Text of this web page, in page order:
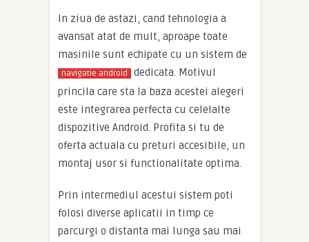
In ziua de astazi, cand tehnologia a
avansat atat de mult, aproape toate
masinile sunt echipate cu un sistem de
navigatie android
dedicata. Motivul
princila care sta la baza acestei alegeri
este integrarea perfecta cu celelalte
dispozitive Android. Profita si tu de
oferta actuala cu preturi accesibile, un
montaj usor si functionalitate optima.
Prin intermediul acestui sistem poti
folosi diverse aplicatii in timp ce
parcurgi o distanta mai lunga sau mai